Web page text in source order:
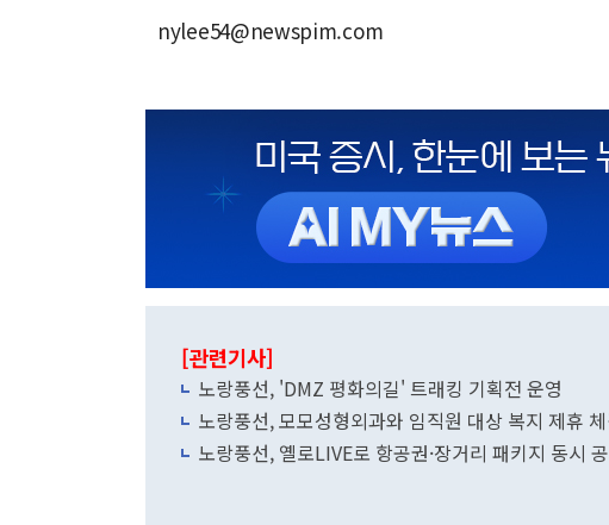
nylee54@newspim.com
[관련기사]
노랑풍선, 'DMZ 평화의길' 트래킹 기획전 운영
노랑풍선, 모모성형외과와 임직원 대상 복지 제휴
노랑풍선, 옐로LIVE로 항공권·장거리 패키지 동시